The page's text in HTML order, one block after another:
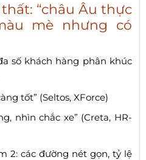
“châu Âu thực
mè nhưng có
số khách hàng phân khúc
tốt” (Seltos, XForce)
nhìn chắc xe” (Creta, HR-
2: các đường nét gọn, tỷ lệ